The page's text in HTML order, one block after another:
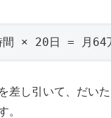
× 20日 = 月64
差し引いて、だい
。